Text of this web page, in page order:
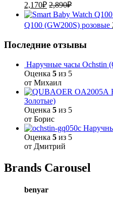
2,170₽ 2,890₽
Q100 (GW200S) розовые
Последние отзывы
Наручные часы Ochstin
Оценка 5 из 5
от Михаил
Золотые)
Оценка 5 из 5
от Борис
Оценка 5 из 5
от Дмитрий
Brands Carousel
benyar